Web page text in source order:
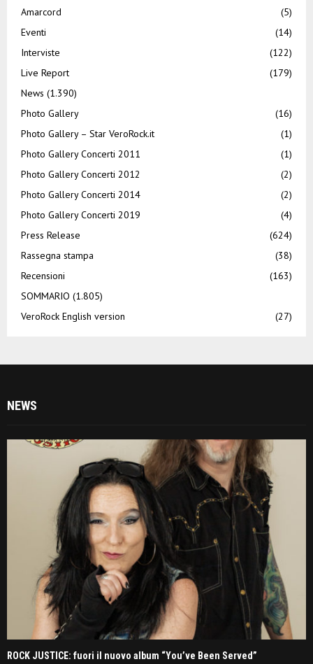
Amarcord
(5)
Eventi
(14)
Interviste
(122)
Live Report
(179)
News (1.390)
Photo Gallery
(16)
Photo Gallery – Star VeroRock.it
(1)
Photo Gallery Concerti 2011
(1)
Photo Gallery Concerti 2012
(2)
Photo Gallery Concerti 2014
(2)
Photo Gallery Concerti 2019
(4)
Press Release
(624)
Rassegna stampa
(38)
Recensioni
(163)
SOMMARIO (1.805)
VeroRock English version
(27)
NEWS
ROCK JUSTICE: fuori il nuovo album “You’ve Been Served”